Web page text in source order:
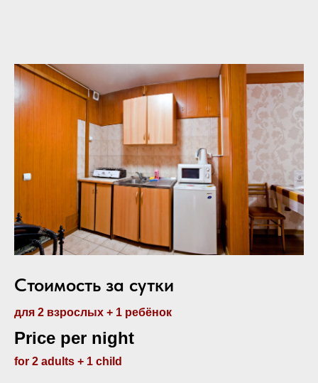
Стоимость за сутки
для 2 взрослых + 1 ребёнок
Price per night
for 2 adults + 1 child